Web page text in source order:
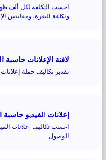
احسب التكلفة لكل ألف
وتكلفة النقرة، ومقاييس
لافتة الإعلانات
تقدير تكاليف حملة
إعلانات الفيديو
احسب تكاليف إعلانات
الوصول.